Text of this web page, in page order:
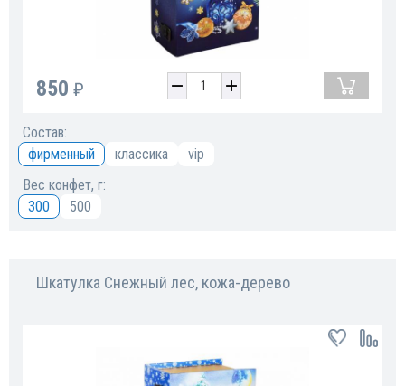
850 ₽
Состав:
фирменный
классика
vip
Вес конфет, г:
300
500
Шкатулка Снежный лес, кожа-дерево